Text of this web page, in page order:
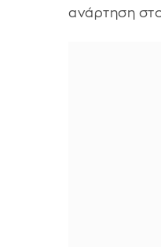
ανάρτηση